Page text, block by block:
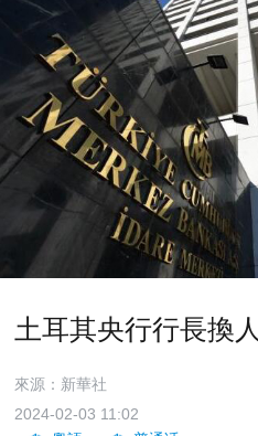
土耳其央行行長換人
來源：新華社
2024-02-03 11:02